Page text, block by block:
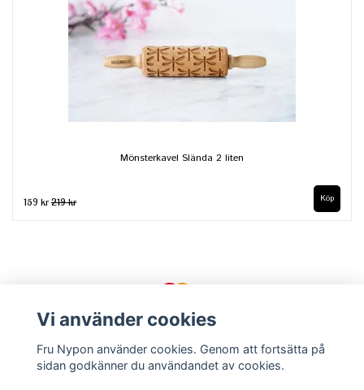
Mönsterkavel Slända 2 liten
159 kr219 kr
Vi använder cookies
Fru Nypon använder cookies. Genom att fortsätta på
sidan godkänner du användandet av cookies.